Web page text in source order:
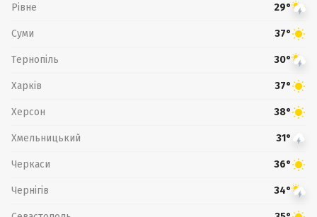
Рівне 29°
Суми 37°
Тернопіль 30°
Харків 37°
Херсон 38°
Хмельницький 31°
Черкаси 36°
Чернігів 34°